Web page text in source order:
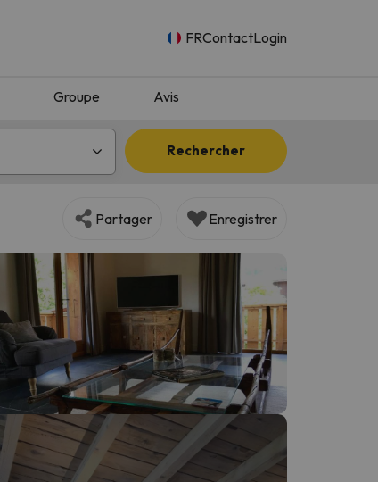
FRContactLogin
Groupe Avis
Rechercher
Partager Enregistrer